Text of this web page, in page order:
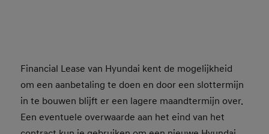
Financial Lease van Hyundai kent de mogelijkheid
om een aanbetaling te doen en door een slottermijn
in te bouwen blijft er een lagere maandtermijn over.
Een eventuele overwaarde aan het eind van het